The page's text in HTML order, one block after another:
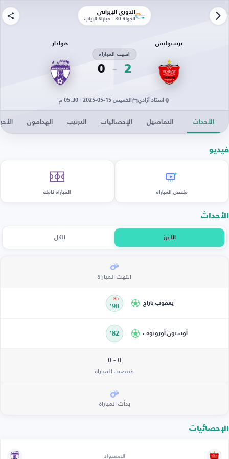
الدوري الإيراني
الجولة 30 - مباراة الإياب
برسبوليس
2
انتهت المباراة
0
هوادار
استاد آزادي الخميس 15-05-2025 · 05:30 م
الأحداث التفاصيل الإحصائيات الترتيب الهدافون
فيديو
ملخص المباراة المباراة كاملة
الأحداث
الأبرز الكل
انتهت المباراة
يعقوب باراج 90’
+8
أوستون أورونوف 82’
0 - 0
منتصف المباراة
بدأت المباراة
الإحصائيات
الاستحواذ